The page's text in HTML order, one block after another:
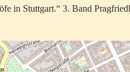
in Stuttgart.“ 3. Band